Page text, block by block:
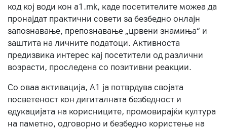
код кој води кон a1.mk, каде посетителите можеа да
пронајдат практични совети за безбедно онлајн
запознавање, препознавање „црвени знамиња“ и
заштита на личните податоци. Активноста
предизвика интерес кај посетители од различни
возрасти, проследена со позитивни реакции.
Со оваа активација, А1 ја потврдува својата
посветеност кон дигиталната безбедност и
едукацијата на корисниците, промовирајќи култура
на паметно, одговорно и безбедно користење на